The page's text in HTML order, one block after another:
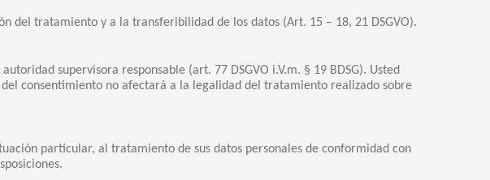
del tratamiento y a la transferibilidad de los datos (Art. 15 – 18, 21 DSGVO).
supervisora responsable (art. 77 DSGVO i.V.m. § 19 BDSG). Usted
consentimiento no afectará a la legalidad del tratamiento realizado sobre
particular, al tratamiento de sus datos personales de conformidad con